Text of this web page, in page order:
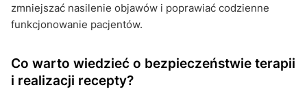
zmniejszać nasilenie objawów i poprawiać codzienne
funkcjonowanie pacjentów.
Co warto wiedzieć o bezpieczeństwie terapii
i realizacji recepty?